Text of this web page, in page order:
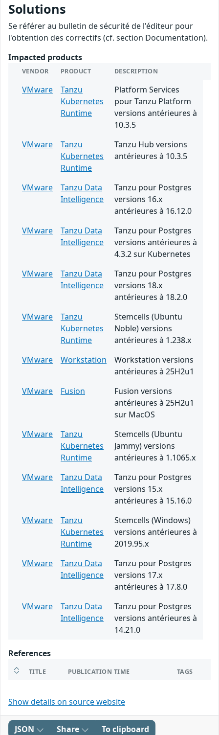
Solutions
Se référer au bulletin de sécurité de l'éditeur pour
l'obtention des correctifs (cf. section Documentation).
Impacted products
VENDOR PRODUCT DESCRIPTION
VMware
Tanzu
Kubernetes
Runtime
Platform Services
pour Tanzu Platform
versions antérieures à
10.3.5
VMware
Tanzu
Kubernetes
Runtime
Tanzu Hub versions
antérieures à 10.3.5
VMware
Tanzu Data
Intelligence
Tanzu pour Postgres
versions 16.x
antérieures à 16.12.0
VMware
Tanzu Data
Intelligence
Tanzu pour Postgres
versions antérieures à
4.3.2 sur Kubernetes
VMware
Tanzu Data
Intelligence
Tanzu pour Postgres
versions 18.x
antérieures à 18.2.0
VMware
Tanzu
Kubernetes
Runtime
Stemcells (Ubuntu
Noble) versions
antérieures à 1.238.x
VMware
Workstation
Workstation versions
antérieures à 25H2u1
VMware
Fusion
Fusion versions
antérieures à 25H2u1
sur MacOS
VMware
Tanzu
Kubernetes
Runtime
Stemcells (Ubuntu
Jammy) versions
antérieures à 1.1065.x
VMware
Tanzu Data
Intelligence
Tanzu pour Postgres
versions 15.x
antérieures à 15.16.0
VMware
Tanzu
Kubernetes
Runtime
Stemcells (Windows)
versions antérieures à
2019.95.x
VMware
Tanzu Data
Intelligence
Tanzu pour Postgres
versions 17.x
antérieures à 17.8.0
VMware
Tanzu Data
Intelligence
Tanzu pour Postgres
versions antérieures à
14.21.0
References
TITLE PUBLICATION TIME TAGS
Show details on source website
JSON Share To clipboard